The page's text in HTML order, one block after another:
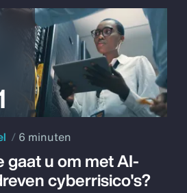
6 minuten
gaat u om met AI-
cyberrisico's?